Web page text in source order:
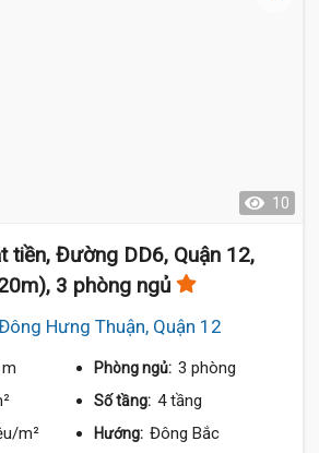
10
tiền, Đường DD6, Quận 12,
3 phòng ngủ
Hưng Thuận, Quận 12
Phòng ngủ: 3 phòng
Số tầng: 4 tầng
m² Hướng: Đông Bắc